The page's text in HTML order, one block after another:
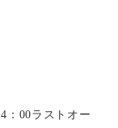
：00ラストオー